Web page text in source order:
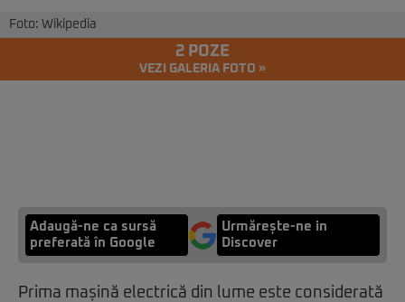
Foto: Wikipedia
2 POZE
VEZI GALERIA FOTO »
Adaugă-ne ca sursă
preferată în Google
Urmărește-ne in
Discover
Prima mașină electrică din lume este considerată